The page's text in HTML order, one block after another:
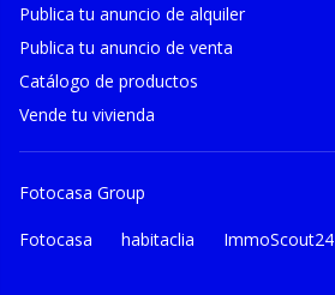
Publica tu anuncio de alquiler
Publica tu anuncio de venta
Catálogo de productos
Vende tu vivienda
Fotocasa Group
Fotocasa habitaclia ImmoScout24